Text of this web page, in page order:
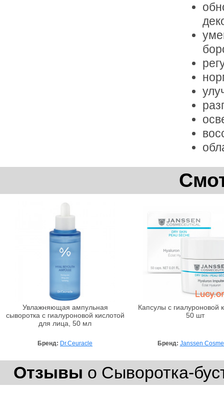
Увлажняющая ампульная
сыворотка с гиалуроновой кислотой
для лица, 50 мл
Бренд: Dr.Ceuracle
Капсулы с гиалуроновой
50 шт
Бренд: Janssen
Отзывы о Сыворотка-